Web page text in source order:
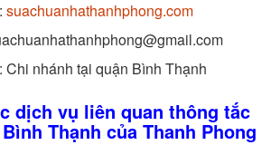
suachuanhathanhphong.com
nhánh tại quận Bình Thạnh
dịch vụ liên quan thông tắc
Thạnh của Thanh Phong